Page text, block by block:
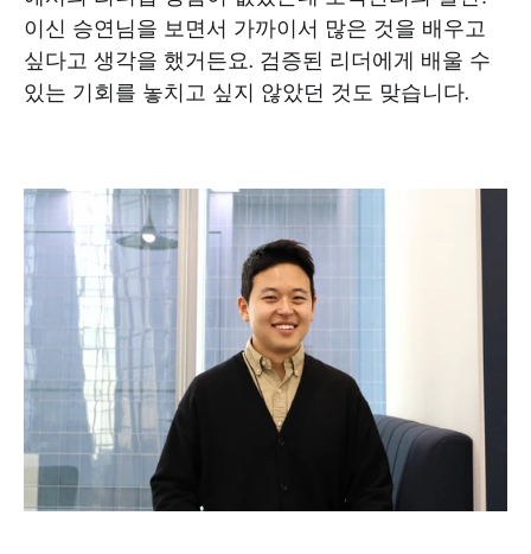
이신 승연님을 보면서 가까이서 많은 것을 배우고
싶다고 생각을 했거든요. 검증된 리더에게 배울 수
있는 기회를 놓치고 싶지 않았던 것도 맞습니다.